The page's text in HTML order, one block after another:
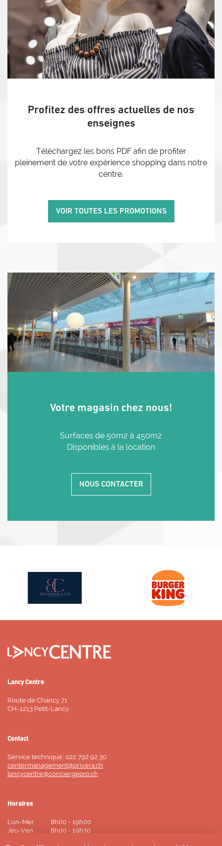
Profitez des offres actuelles de nos
enseignes
Téléchargez les bons PDF afin de profiter
pleinement de votre expérience shopping dans notre
centre.
VOIR TOUTES LES PROMOTIONS
Votre magasin chez nous!
Surfaces de 50m2 à 450m2
Disponibles à la location
NOUS CONTACTER
Lancy Centre
Route de Chancy 71
CH-1213 Petit-Lancy
Contact
Service technique: 022 792 92 30
centermanagement@privera.ch
lancycentre@conciergepro.ch
Horaires
Lun-Mer
8h00 - 19h00
Jeu-Ven
8h00 - 19h30